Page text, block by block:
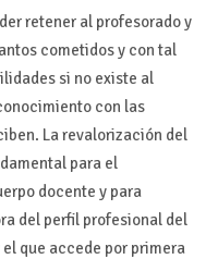
retener al profesorado y
cometidos y con tal
si no existe al
con las
La revalorización del
para el
docente y para
del perfil profesional del
que accede por primera